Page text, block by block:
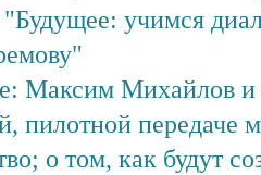
"Будущее: учимся
Максим Михайлов и
пилотной передаче
о том, как будут